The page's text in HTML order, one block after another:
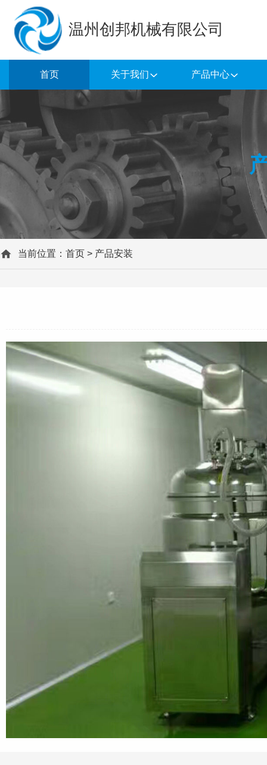
温州创邦机械有限公司
首页 关于我们 产品中心
当前位置： 首页 > 产品安装